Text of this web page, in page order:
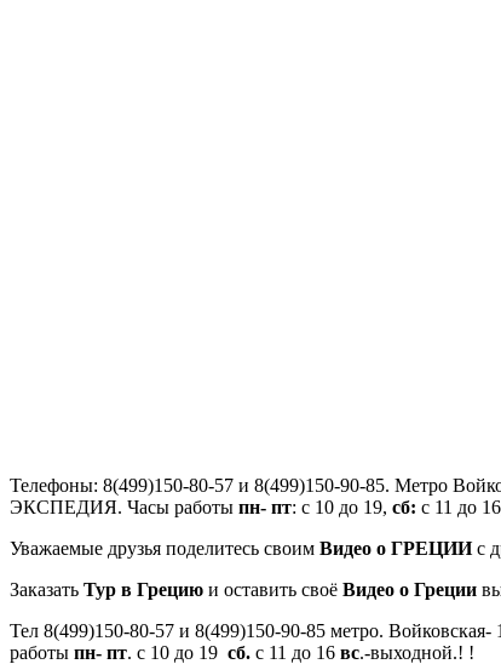
Телефоны: 8(499)150-80-57 и 8(499)150-90-85. Метро
ЭКСПЕДИЯ. Часы работы пн- пт: с 10 до 19, сб: с 11 до
Уважаемые друзья поделитесь своим Видео о ГРЕЦИИс
Заказать Тур в Грецию и оставить своё Видео о Греции
Тел 8(499)150-80-57 и 8(499)150-90-85 метро.
работы пн- пт. с 10 до 19 сб. с 11 до 16 вс.-выходной.! !